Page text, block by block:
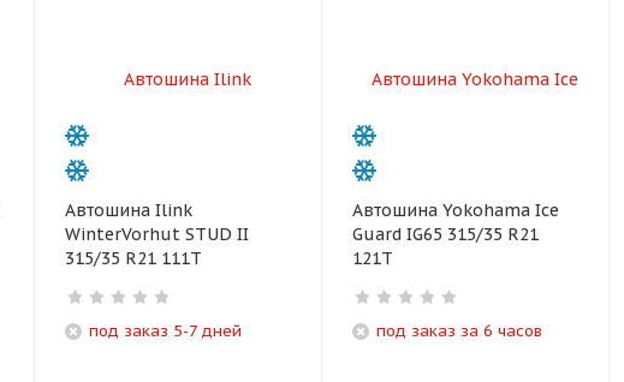
Автошина Ilink
WinterVorhut STUD II
315/35 R21 111T
под заказ 5-7 дней
Автошина Yokohama Ice
Guard IG65 315/35 R21
121T
под заказ за 6 часов